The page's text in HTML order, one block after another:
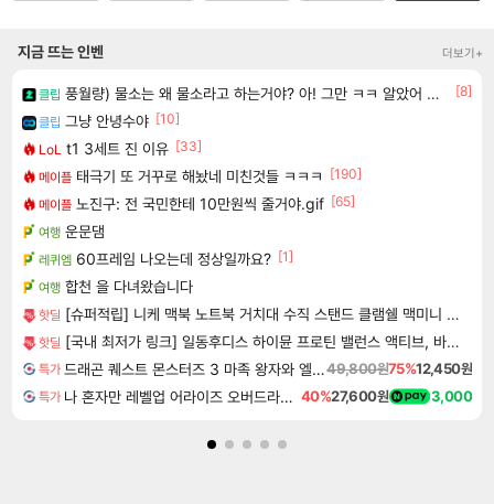
지금 뜨는 인벤 더보기+
클립 풍월량) 물소는 왜 물소라고 하는거야? 아! 그만 ㅋㅋ 알았어 ㅋㅋ
[8]
클립 그냥 안녕수야 [10]
LoL t1 3세트 진 이유 [33]
메이플 태극기 또 거꾸로 해놨네 미친것들 ㅋㅋㅋ
[190]
메이플 노진구: 전 국민한테 10만원씩 줄거야.gif [65]
여행 운문댐
레퀴엠 60프레임 나오는데 정상일까요? [1]
여행 합천 을 다녀왔습니다
핫딜 [슈퍼적립] 니케 맥북 노트북 거치대 수직 스탠드 클램쉘 맥미니 꽂이 세로 알루미늄 1슬롯 The Vertical
핫딜 [국내 최저가 링크] 일동후디스 하이뮨 프로틴 밸런스 액티브, 바닐라봉봉 제로, 250ml, 18개
특가 드래곤 퀘스트 몬스터즈 3 마족 왕자와 엘프의 여행 Dragon Quest Monsters The Dark Prince49,800원75%12,450원
특가 나 혼자만 레벨업 어라이즈 오버드라이브 Solo Leveling Arise 40%27,600원 3,000